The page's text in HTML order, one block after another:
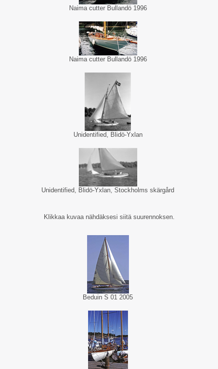
Naima cutter Bullandö 1996
Naima cutter Bullandö 1996
Unidentified, Blidö-Yxlan
Unidentified, Blidö-Yxlan, Stockholms skärgård
Klikkaa kuvaa nähdäksesi siitä suurennoksen.
Beduin S 01 2005